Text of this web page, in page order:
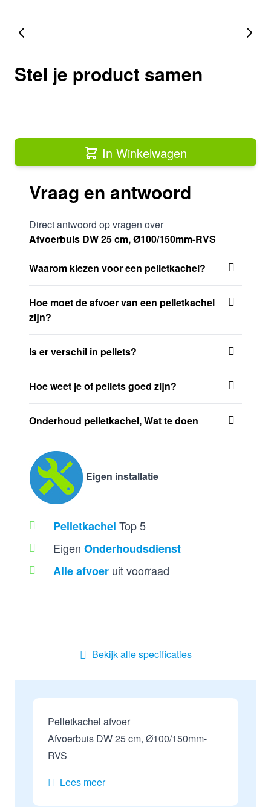
Stel je product samen
In Winkelwagen
Vraag en antwoord
Direct antwoord op vragen over
Afvoerbuis DW 25 cm, Ø100/150mm-RVS
Waarom kiezen voor een pelletkachel?
Hoe moet de afvoer van een pelletkachel
zijn?
Is er verschil in pellets?
Hoe weet je of pellets goed zijn?
Onderhoud pelletkachel, Wat te doen
Eigen installatie
Pelletkachel Top 5
Eigen Onderhoudsdienst
Alle afvoer uit voorraad
Bekijk alle specificaties
Pelletkachel afvoer
Afvoerbuis DW 25 cm, Ø100/150mm-
RVS
Lees meer